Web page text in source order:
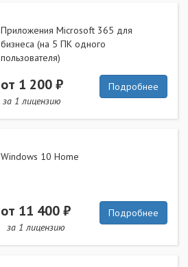
Приложения Microsoft 365 для
бизнеса (на 5 ПК одного
пользователя)
от 1 200 ₽
за 1 лицензию
Подробнее
Windows 10 Home
от 11 400 ₽
за 1 лицензию
Подробнее